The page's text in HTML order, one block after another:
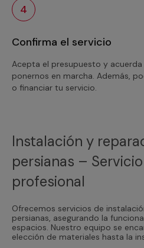
4
Confirma el servicio
Acepta el presupuesto y
ponernos en marcha. Además,
o financiar tu servicio.
Instalación y
persianas –
profesional
Ofrecemos servicios de
persianas, asegurando la
espacios. Nuestro equipo se
elección de materiales hasta la